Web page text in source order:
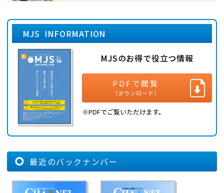
MJS INFORMATION
MJSのお得で役立つ情報
PDFで閲覧
（ダウンロード）
※PDFでご覧いただけます。
最近のバックナンバー